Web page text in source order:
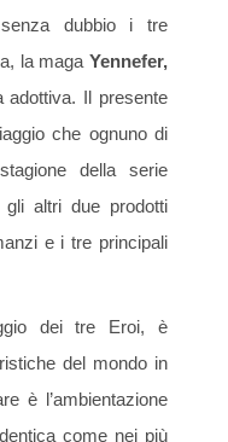
dubbio i tre
la maga Yennefer,
adottiva. Il presente
che ognuno di
della serie
altri due prodotti
e i tre principali
dei tre Eroi, è
del mondo in
è l’ambientazione
come nei più